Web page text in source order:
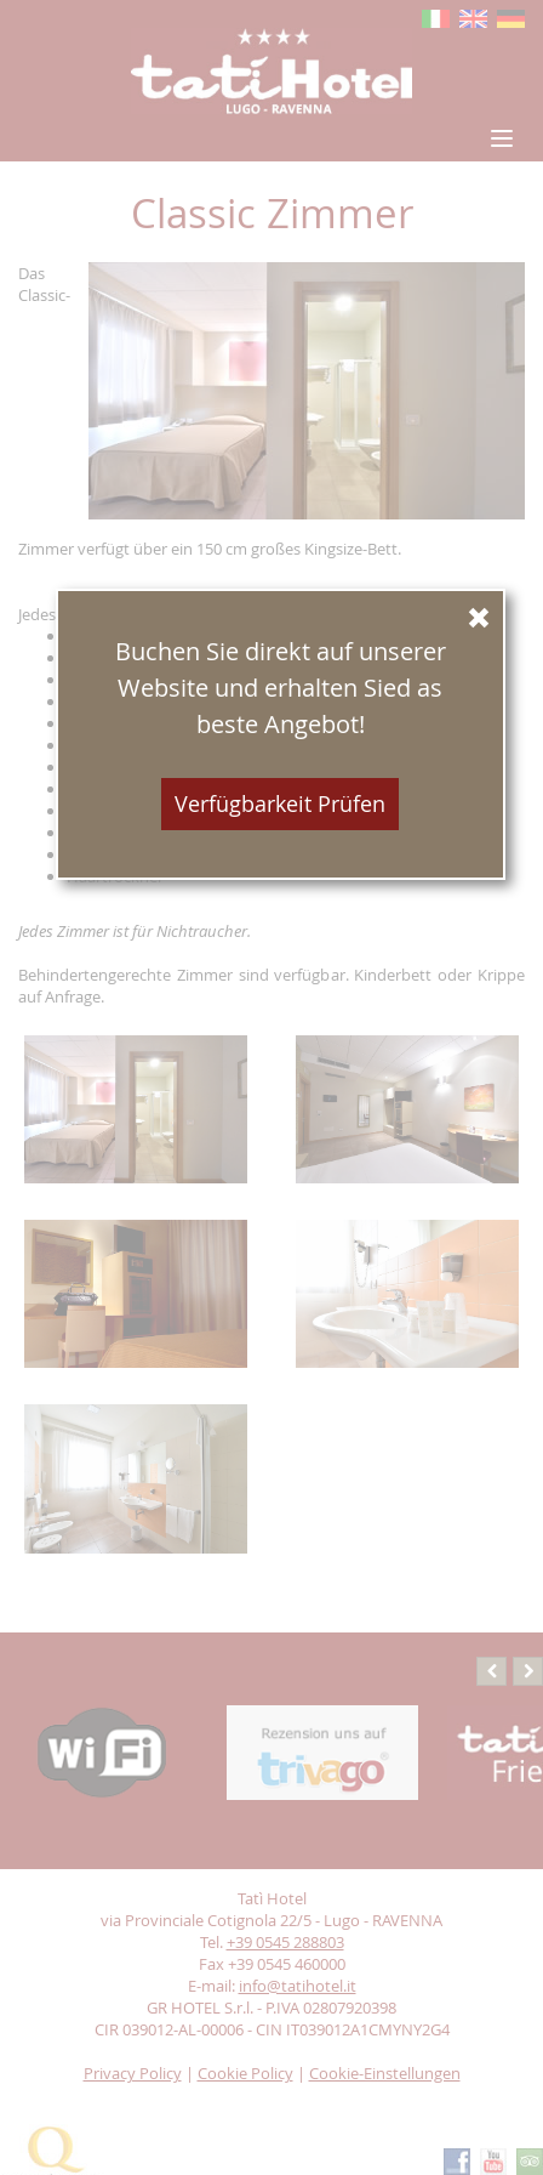
Classic Zimmer
Das
Classic-
Zimmer verfügt über ein 150 cm großes Kingsize-Bett.
Jedes Zimmer verfügt über:
Klimaanlage
Schallisolierung
Direktwahltelefon
Kostenloser Wi-Fi-Internetzugang
Große und aufklappbare Fenster
Haartrockner
Jedes Zimmer ist für Nichtraucher.
Behindertengerechte Zimmer sind verfügbar. Kinderbett oder Krippe
auf Anfrage.
Tatì Hotel
via Provinciale Cotignola 22/5 - Lugo - RAVENNA
Tel.+39 0545 288803
Fax +39 0545 460000
E-mail: info@tatihotel.it
GR HOTEL S.r.l. - P.IVA 02807920398
CIR 039012-AL-00006 - CIN IT039012A1CMYNY2G4
Privacy Policy| Cookie Policy| Cookie-Einstellungen
Buchen Sie direkt auf unserer
Website und erhalten Sied as
beste Angebot!
Verfügbarkeit Prüfen